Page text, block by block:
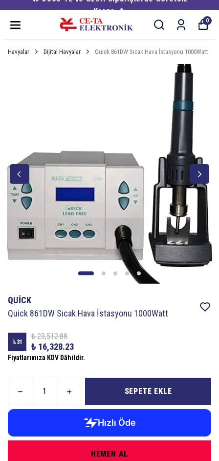
Kargo 🔥
0
Havyalar Dijital Havyalar Quick 861DW Sıcak Hava İstasyonu 1000Watt
QUİCK
Quick 861DW Sıcak Hava İstasyonu 1000Watt
%31
₺ 23,512.88
₺ 16,328.23
Fiyatlarımıza KDV Dâhildir.
SEPETE EKLE
HEMEN AL